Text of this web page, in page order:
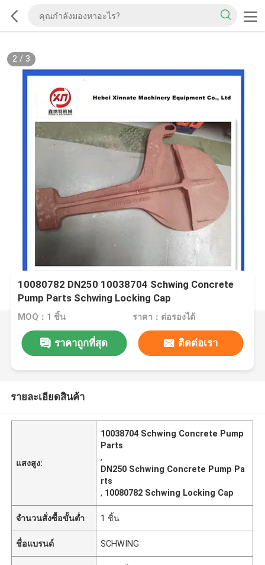
2/ 3
10080782 DN250 10038704 Schwing Concrete
Pump Parts Schwing Locking Cap
MOQ：1 ชิ้น ราคา：ต่อรองได้
ราคาถูกที่สุด ติดต่อเรา
รายละเอียดสินค้า
แสงสูง:
10038704 Schwing Concrete Pump
Parts
,
DN250 Schwing Concrete Pump Pa
rts
, 10080782 Schwing Locking Cap
จำนวนสั่งซื้อขั้นต่ำ 1 ชิ้น
ชื่อแบรนด์ SCHWING